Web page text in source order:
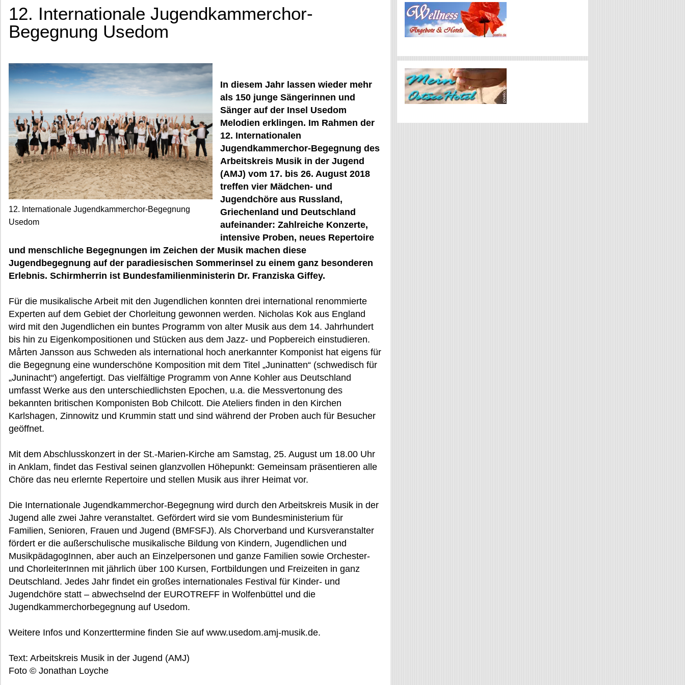
12. Internationale Jugendkammerchor-
Begegnung Usedom
12. Internationale Jugendkammerchor-Begegnung
Usedom
In diesem Jahr lassen wieder mehr
als 150 junge Sängerinnen und
Sänger auf der Insel Usedom
Melodien erklingen. Im Rahmen der
12. Internationalen
Jugendkammerchor-Begegnung des
Arbeitskreis Musik in der Jugend
(AMJ) vom 17. bis 26. August 2018
treffen vier Mädchen- und
Jugendchöre aus Russland,
Griechenland und Deutschland
aufeinander: Zahlreiche Konzerte,
intensive Proben, neues Repertoire
und menschliche Begegnungen im Zeichen der Musik machen diese
Jugendbegegnung auf der paradiesischen Sommerinsel zu einem ganz besonderen
Erlebnis. Schirmherrin ist Bundesfamilienministerin Dr. Franziska Giffey.
Für die musikalische Arbeit mit den Jugendlichen konnten drei international renommierte
Experten auf dem Gebiet der Chorleitung gewonnen werden. Nicholas Kok aus England
wird mit den Jugendlichen ein buntes Programm von alter Musik aus dem 14. Jahrhundert
bis hin zu Eigenkompositionen und Stücken aus dem Jazz- und Popbereich einstudieren.
Mårten Jansson aus Schweden als international hoch anerkannter Komponist hat eigens für
die Begegnung eine wunderschöne Komposition mit dem Titel „Juninatten“ (schwedisch für
„Juninacht“) angefertigt. Das vielfältige Programm von Anne Kohler aus Deutschland
umfasst Werke aus den unterschiedlichsten Epochen, u.a. die Messvertonung des
bekannten britischen Komponisten Bob Chilcott. Die Ateliers finden in den Kirchen
Karlshagen, Zinnowitz und Krummin statt und sind während der Proben auch für Besucher
geöffnet.
Mit dem Abschlusskonzert in der St.-Marien-Kirche am Samstag, 25. August um 18.00 Uhr
in Anklam, findet das Festival seinen glanzvollen Höhepunkt: Gemeinsam präsentieren alle
Chöre das neu erlernte Repertoire und stellen Musik aus ihrer Heimat vor.
Die Internationale Jugendkammerchor-Begegnung wird durch den Arbeitskreis Musik in der
Jugend alle zwei Jahre veranstaltet. Gefördert wird sie vom Bundesministerium für
Familien, Senioren, Frauen und Jugend (BMFSFJ). Als Chorverband und Kursveranstalter
fördert er die außerschulische musikalische Bildung von Kindern, Jugendlichen und
MusikpädagogInnen, aber auch an Einzelpersonen und ganze Familien sowie Orchester-
und ChorleiterInnen mit jährlich über 100 Kursen, Fortbildungen und Freizeiten in ganz
Deutschland. Jedes Jahr findet ein großes internationales Festival für Kinder- und
Jugendchöre statt – abwechselnd der EUROTREFF in Wolfenbüttel und die
Jugendkammerchorbegegnung auf Usedom.
Weitere Infos und Konzerttermine finden Sie auf www.usedom.amj-musik.de.
Text: Arbeitskreis Musik in der Jugend (AMJ)
Foto © Jonathan Loyche